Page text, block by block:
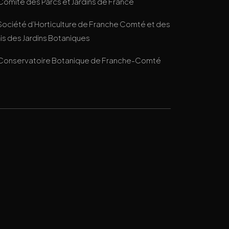
d’Horticulture de Franche Comté et des
des Jardins Botaniques
Botanique de Franche-Comté